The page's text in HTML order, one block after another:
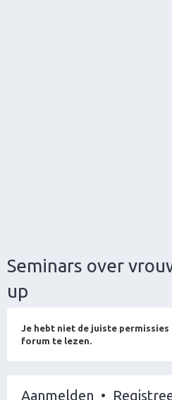
Seminars over
up
Je hebt niet de juiste
forum te lezen.
Aanmelden •